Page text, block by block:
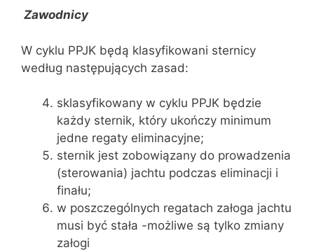
Zawodnicy
W cyklu PPJK będą klasyfikowani sternicy
według następujących zasad:
sklasyfikowany w cyklu PPJK będzie
każdy sternik, który ukończy minimum
jedne regaty eliminacyjne;
sternik jest zobowiązany do prowadzenia
(sterowania) jachtu podczas eliminacji i
finału;
w poszczególnych regatach załoga jachtu
musi być stała -możliwe są tylko zmiany
załogi